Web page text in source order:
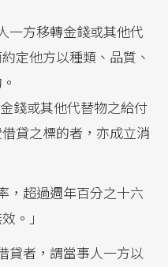
一方移轉金錢或其他代
定他方以種類、品質、
錢或其他代替物之給付
貸之標的者，亦成立消
，超過週年百分之十六
。」
貸者，謂當事人一方以